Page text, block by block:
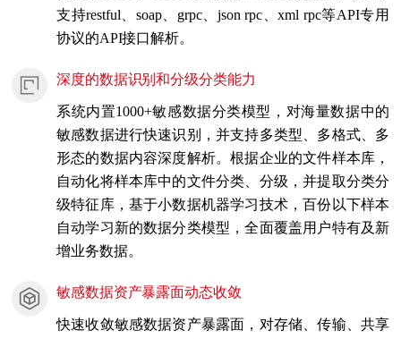
支持restful、soap、grpc、json rpc、xml rpc等API专用
协议的API接口解析。
深度的数据识别和分级分类能力
系统内置1000+敏感数据分类模型，对海量数据中的
敏感数据进行快速识别，并支持多类型、多格式、多
形态的数据内容深度解析。根据企业的文件样本库，
自动化将样本库中的文件分类、分级，并提取分类分
级特征库，基于小数据机器学习技术，百份以下样本
自动学习新的数据分类模型，全面覆盖用户特有及新
增业务数据。
敏感数据资产暴露面动态收敛
快速收敛敏感数据资产暴露面，对存储、传输、共享